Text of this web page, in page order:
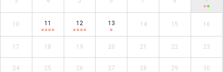
10 11 12 13 14 15 16
17 18 19 20 21 22 23
24 25 26 27 28 29 30